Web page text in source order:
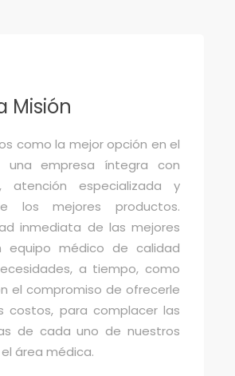
Misión
como la mejor opción en el
una empresa íntegra con
atención especializada y
los mejores productos.
inmediata de las mejores
equipo médico de calidad
a tiempo, como
el compromiso de ofrecerle
costos, para complacer las
de cada uno de nuestros
área médica.